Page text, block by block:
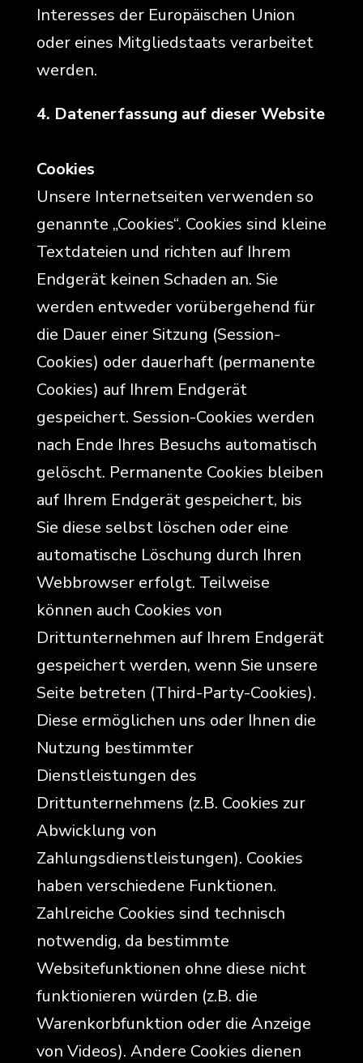
Interesses der Europäischen Union
oder eines Mitgliedstaats verarbeitet
werden.
4. Datenerfassung auf dieser Website
Cookies
Unsere Internetseiten verwenden so
genannte „Cookies“. Cookies sind kleine
Textdateien und richten auf Ihrem
Endgerät keinen Schaden an. Sie
werden entweder vorübergehend für
die Dauer einer Sitzung (Session-
Cookies) oder dauerhaft (permanente
Cookies) auf Ihrem Endgerät
gespeichert. Session-Cookies werden
nach Ende Ihres Besuchs automatisch
gelöscht. Permanente Cookies bleiben
auf Ihrem Endgerät gespeichert, bis
Sie diese selbst löschen oder eine
automatische Löschung durch Ihren
Webbrowser erfolgt. Teilweise
können auch Cookies von
Drittunternehmen auf Ihrem Endgerät
gespeichert werden, wenn Sie unsere
Seite betreten (Third-Party-Cookies).
Diese ermöglichen uns oder Ihnen die
Nutzung bestimmter
Dienstleistungen des
Drittunternehmens (z.B. Cookies zur
Abwicklung von
Zahlungsdienstleistungen). Cookies
haben verschiedene Funktionen.
Zahlreiche Cookies sind technisch
notwendig, da bestimmte
Websitefunktionen ohne diese nicht
funktionieren würden (z.B. die
Warenkorbfunktion oder die Anzeige
von Videos). Andere Cookies dienen